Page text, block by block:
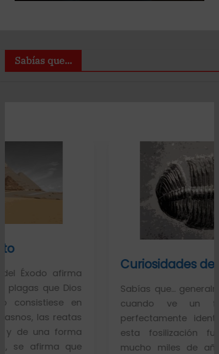
Sabías que...
Dios
en
que
Curiosidades de los fósiles
Sabías que… generalmente toda
cuando ve un fósil de
perfectamente identificado
esta fosilización fue un
mucho miles de años. Esto es